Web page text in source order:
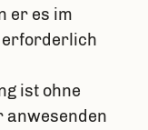
er es im
erforderlich
ist ohne
anwesenden